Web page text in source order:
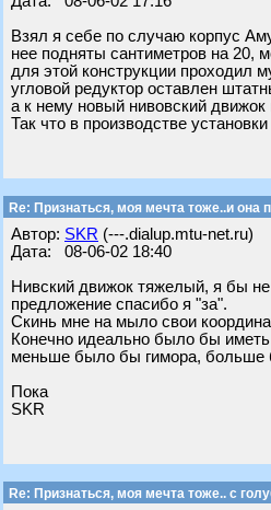
Взял я себе по случаю корпус
нее подняты сантиметров на 20,
для этой конструкции проходил
угловой редуктор оставлен
а к нему новый нивовский
Так что в производстве
Re: Признаться, моя мечта тоже..и она
Автор: SKR (---.dialup.mtu-net.ru)
Дата: 08-06-02 18:40
Нивский движок тяжелый, я бы
предложение спасибо я "за".
Скинь мне на мыло свои
Конечно идеально было бы
меньше было бы гимора, больше
Пока
SKR
Re: Признаться, моя мечта тоже.. с